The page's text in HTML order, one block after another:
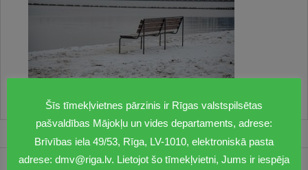
Šīs tīmekļvietnes pārzinis ir Rīgas valstspilsētas
pašvaldības Mājokļu un vides departaments, adrese:
Brīvības iela 49/53, Rīga, LV-1010, elektroniskā pasta
adrese: dmv@riga.lv. Lietojot šo tīmekļvietni, Jums ir iespēja